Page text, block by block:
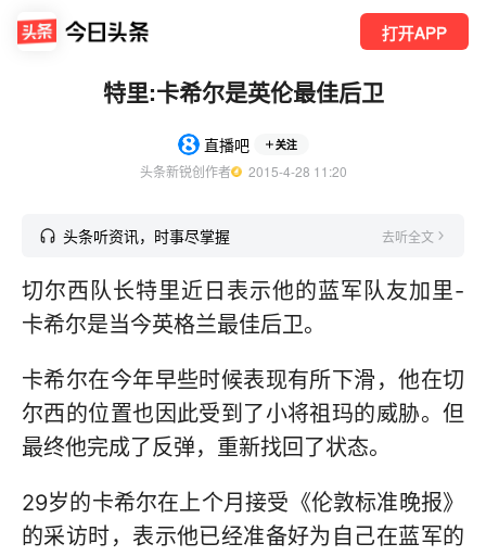
打开APP
特里:卡希尔是英伦最佳后卫
直播吧 关注
头条新锐创作者
  2015-4-28 11:20
头条听资讯，时事尽掌握 去听全文
切尔西队长特里近日表示他的蓝军队友加里-
卡希尔是当今英格兰最佳后卫。
卡希尔在今年早些时候表现有所下滑，他在切
尔西的位置也因此受到了小将祖玛的威胁。但
最终他完成了反弹，重新找回了状态。
29岁的卡希尔在上个月接受《伦敦标准晚报》
的采访时，表示他已经准备好为自己在蓝军的